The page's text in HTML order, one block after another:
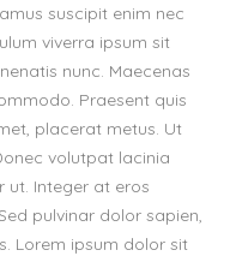
suscipit enim nec
viverra ipsum sit
nunc. Maecenas
Praesent quis
placerat metus. Ut
volutpat lacinia
ut. Integer at eros
pulvinar dolor sapien,
Lorem ipsum dolor sit